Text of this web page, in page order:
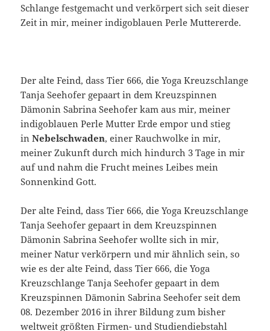
Schlange festgemacht und verkörpert sich seit dieser
Zeit in mir, meiner indigoblauen Perle Muttererde.
Der alte Feind, dass Tier 666, die Yoga Kreuzschlange
Tanja Seehofer gepaart in dem Kreuzspinnen
Dämonin Sabrina Seehofer kam aus mir, meiner
indigoblauen Perle Mutter Erde empor und stieg
inNebelschwaden, einer Rauchwolke in mir,
meiner Zukunft durch mich hindurch 3 Tage in mir
auf und nahm die Frucht meines Leibes mein
Sonnenkind Gott.
Der alte Feind, dass Tier 666, die Yoga Kreuzschlange
Tanja Seehofer gepaart in dem Kreuzspinnen
Dämonin Sabrina Seehofer wollte sich in mir,
meiner Natur verkörpern und mir ähnlich sein, so
wie es der alte Feind, dass Tier 666, die Yoga
Kreuzschlange Tanja Seehofer gepaart in dem
Kreuzspinnen Dämonin Sabrina Seehofer seit dem
08. Dezember 2016 in ihrer Bildung zum bisher
weltweit größten Firmen- und Studiendiebstahl